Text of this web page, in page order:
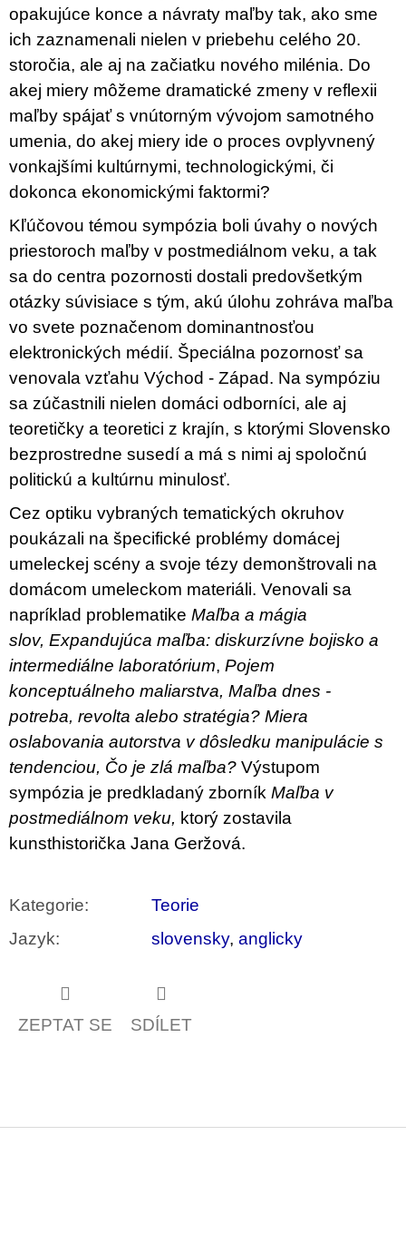
opakujúce konce a návraty maľby tak, ako sme
ich zaznamenali nielen v priebehu celého 20.
storočia, ale aj na začiatku nového milénia. Do
akej miery môžeme dramatické zmeny v reflexii
maľby spájať s vnútorným vývojom samotného
umenia, do akej miery ide o proces ovplyvnený
vonkajšími kultúrnymi, technologickými, či
dokonca ekonomickými faktormi?
Kľúčovou témou sympózia boli úvahy o nových
priestoroch maľby v postmediálnom veku, a tak
sa do centra pozornosti dostali predovšetkým
otázky súvisiace s tým, akú úlohu zohráva maľba
vo svete poznačenom dominantnosťou
elektronických médií. Špeciálna pozornosť sa
venovala vzťahu Východ - Západ. Na sympóziu
sa zúčastnili nielen domáci odborníci, ale aj
teoretičky a teoretici z krajín, s ktorými Slovensko
bezprostredne susedí a má s nimi aj spoločnú
politickú a kultúrnu minulosť.
Cez optiku vybraných tematických okruhov
poukázali na špecifické problémy domácej
umeleckej scény a svoje tézy demonštrovali na
domácom umeleckom materiáli. Venovali sa
napríklad problematike Maľba a mágia
slov, Expandujúca maľba: diskurzívne bojisko a
intermediálne laboratórium, Pojem
konceptuálneho maliarstva, Maľba dnes -
potreba, revolta alebo stratégia? Miera
oslabovania autorstva v dôsledku manipulácie s
tendenciou, Čo je zlá maľba? Výstupom
sympózia je predkladaný zborník Maľba v
postmediálnom veku, ktorý zostavila
kunsthistorička Jana Geržová.
Kategorie:
Teorie
Jazyk: slovensky, anglicky
ZEPTAT SE SDÍLET